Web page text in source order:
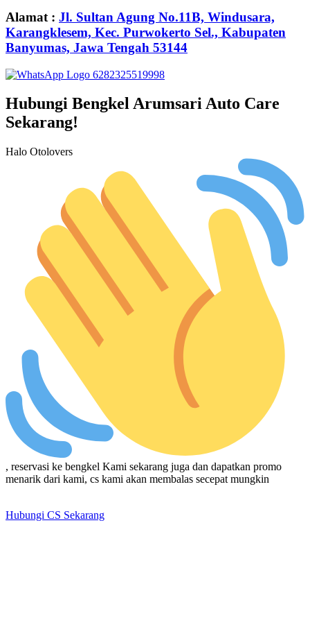
Alamat : Jl. Sultan Agung No.11B, Windusara,
Karangklesem, Kec. Purwokerto Sel., Kabupaten
Banyumas, Jawa Tengah 53144
6282325519998
Hubungi Bengkel Arumsari Auto Care
Sekarang!
Halo Otolovers
, reservasi ke bengkel Kami sekarang juga dan dapatkan promo
menarik dari kami, cs kami akan membalas secepat mungkin
Hubungi CS Sekarang